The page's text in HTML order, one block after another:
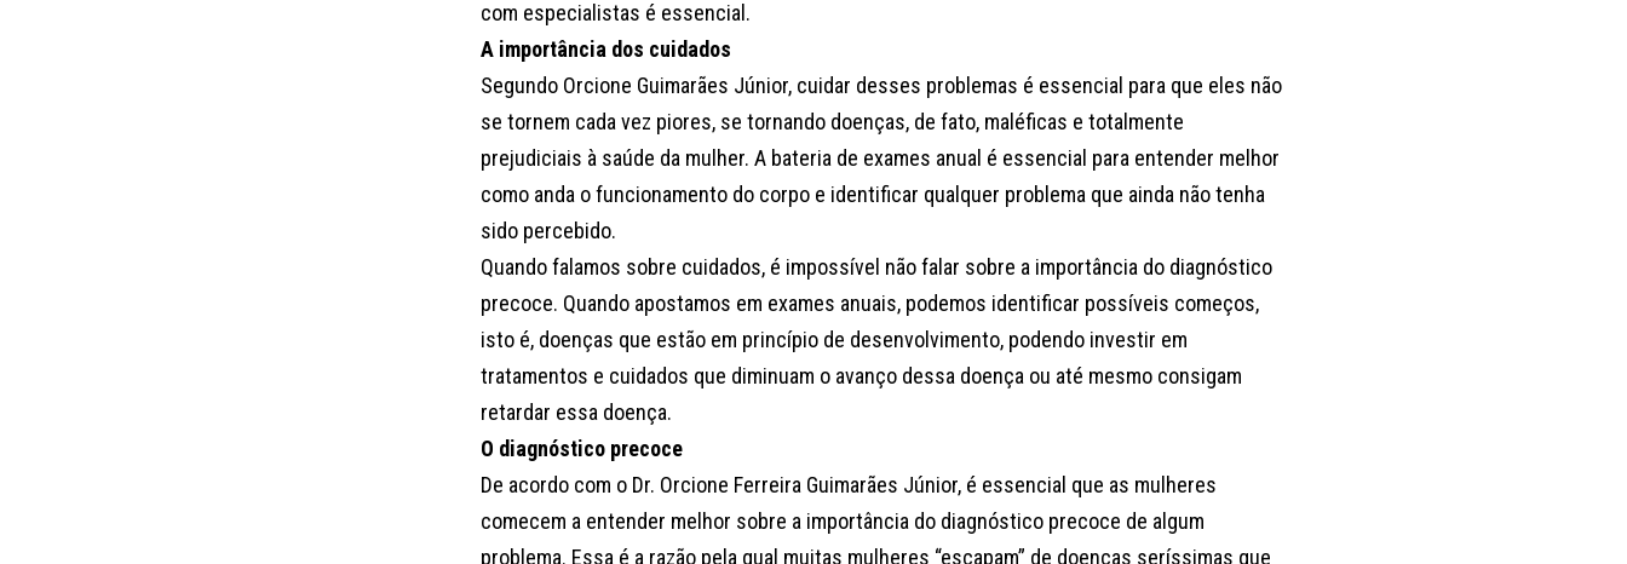
com especialistas é essencial.
A importância dos cuidados
Segundo Orcione Guimarães Júnior, cuidar desses problemas é essencial para que eles não
se tornem cada vez piores, se tornando doenças, de fato, maléficas e totalmente
prejudiciais à saúde da mulher. A bateria de exames anual é essencial para entender melhor
como anda o funcionamento do corpo e identificar qualquer problema que ainda não tenha
sido percebido.
Quando falamos sobre cuidados, é impossível não falar sobre a importância do diagnóstico
precoce. Quando apostamos em exames anuais, podemos identificar possíveis começos,
isto é, doenças que estão em princípio de desenvolvimento, podendo investir em
tratamentos e cuidados que diminuam o avanço dessa doença ou até mesmo consigam
retardar essa doença.
O diagnóstico precoce
De acordo com o Dr. Orcione Ferreira Guimarães Júnior, é essencial que as mulheres
comecem a entender melhor sobre a importância do diagnóstico precoce de algum
problema. Essa é a razão pela qual muitas mulheres “escapam” de doenças seríssimas que